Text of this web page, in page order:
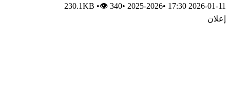
2026-01-11 17:30
•
2025-2026
•
230.1KB •👁 340
إعلان